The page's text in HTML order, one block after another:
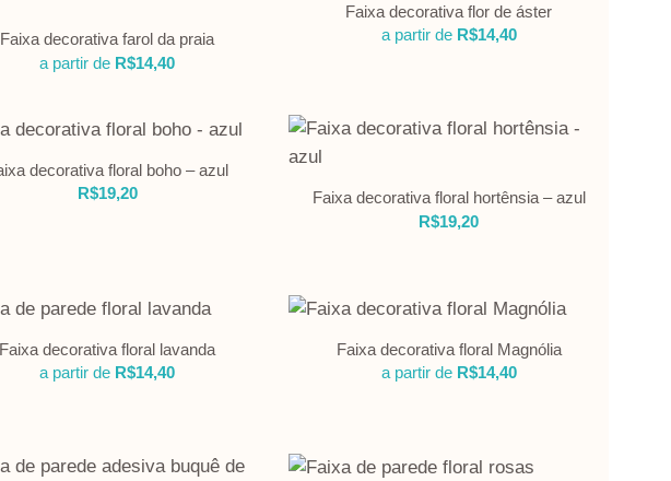
Faixa decorativa farol da praia
a partir de R$14,40
Faixa decorativa flor de áster
a partir de R$14,40
decorativa floral boho – azul
R$19,20
Faixa decorativa floral hortênsia – azul
R$19,20
Faixa decorativa floral lavanda
a partir de R$14,40
Faixa decorativa floral Magnólia
a partir de R$14,40